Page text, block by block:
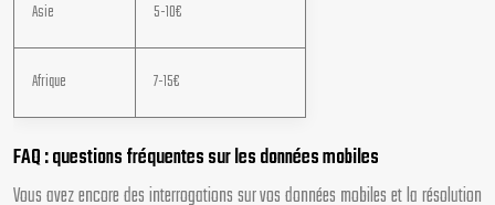
Asie 5-10€
Afrique 7-15€
FAQ : questions fréquentes sur les données mobiles
Vous avez encore des interrogations sur vos données mobiles et la résolution